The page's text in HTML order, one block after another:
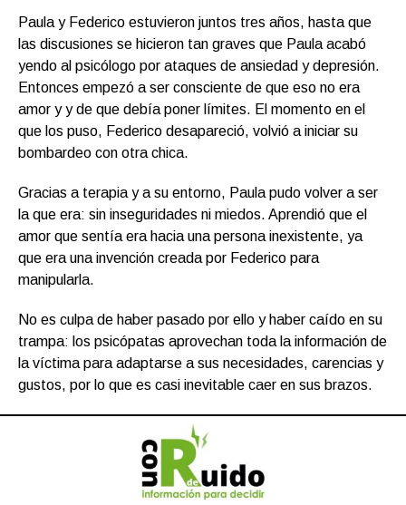
Paula y Federico estuvieron juntos tres años, hasta que
las discusiones se hicieron tan graves que Paula acabó
yendo al psicólogo por ataques de ansiedad y depresión.
Entonces empezó a ser consciente de que eso no era
amor y y de que debía poner límites. El momento en el
que los puso, Federico desapareció, volvió a iniciar su
bombardeo con otra chica.
Gracias a terapia y a su entorno, Paula pudo volver a ser
la que era: sin inseguridades ni miedos. Aprendió que el
amor que sentía era hacia una persona inexistente, ya
que era una invención creada por Federico para
manipularla.
No es culpa de haber pasado por ello y haber caído en su
trampa: los psicópatas aprovechan toda la información de
la víctima para adaptarse a sus necesidades, carencias y
gustos, por lo que es casi inevitable caer en sus brazos.